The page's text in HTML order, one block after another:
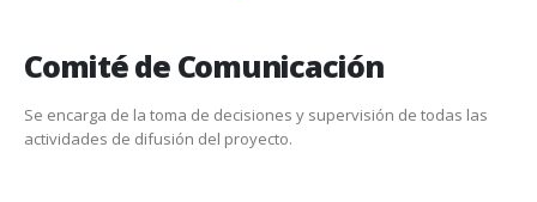
Comité de Comunicación
Se encarga de la toma de decisiones y supervisión de todas las
actividades de difusión del proyecto.